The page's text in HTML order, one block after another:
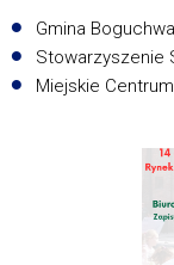
Gmina
Stowarzyszenie
Miejskie